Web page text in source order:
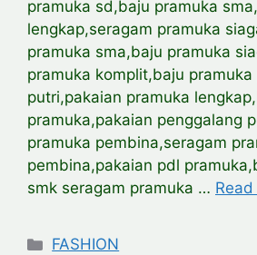
pramuka sd,baju pramuka
lengkap,seragam pramuka
pramuka sma,baju pramuka
pramuka komplit,baju pramuka
putri,pakaian pramuka
pramuka,pakaian penggalang
pramuka pembina,seragam
pembina,pakaian pdl
smk seragam pramuka …
Categories
FASHION